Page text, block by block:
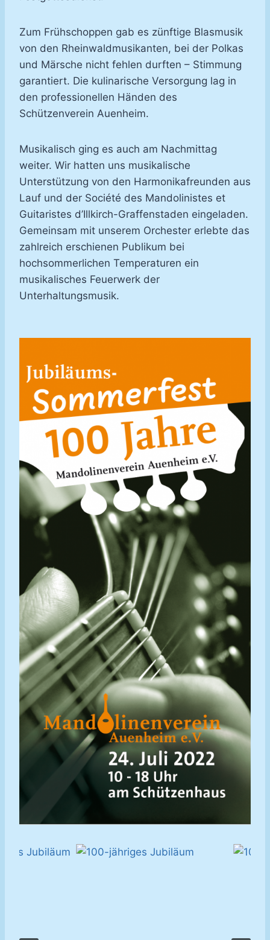
Zum Frühschoppen gab es zünftige Blasmusik
von den Rheinwaldmusikanten, bei der Polkas
und Märsche nicht fehlen durften – Stimmung
garantiert. Die kulinarische Versorgung lag in
den professionellen Händen des
Schützenverein Auenheim.
Musikalisch ging es auch am Nachmittag
weiter. Wir hatten uns musikalische
Unterstützung von den Harmonikafreunden aus
Lauf und der Société des Mandolinistes et
Guitaristes d’Illkirch-Graffenstaden eingeladen.
Gemeinsam mit unserem Orchester erlebte das
zahlreich erschienen Publikum bei
hochsommerlichen Temperaturen ein
musikalisches Feuerwerk der
Unterhaltungsmusik.